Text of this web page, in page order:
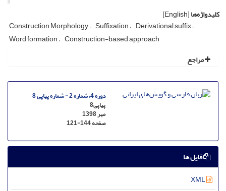
کلیدواژه‌ها[English]
Construction Morphology Suffixation Derivational suffix
Word formation Construction-based approach
مراجع
دوره 4، شماره 2 - شماره پیاپی 8
پیاپی8
مهر 1398
صفحه121-144
فایل ها